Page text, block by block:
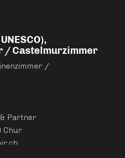
/ Castelmurzimmer
/
Partner
Chur